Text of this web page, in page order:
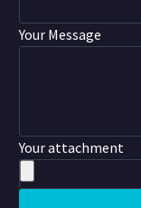
Your Message
Your attachment